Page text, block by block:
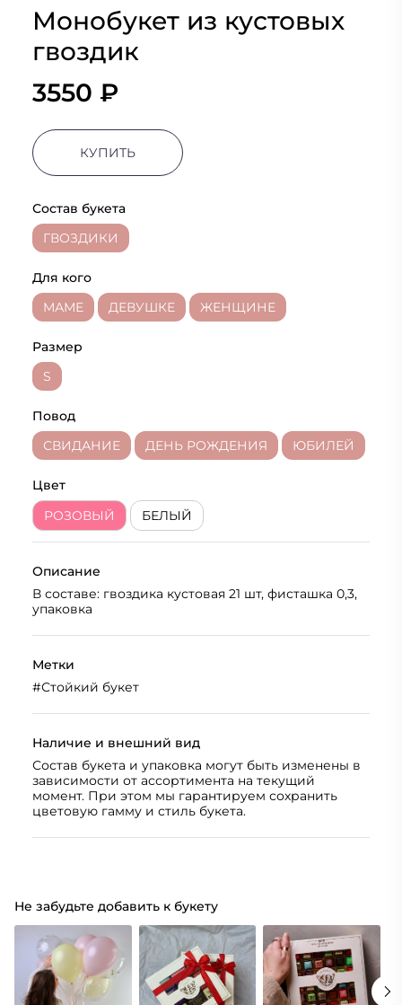
Монобукет из кустовых
гвоздик
3550 ₽
КУПИТЬ
Состав букета
ГВОЗДИКИ
Для кого
МАМЕ
ДЕВУШКЕ ЖЕНЩИНЕ
Размер
S
Повод
СВИДАНИЕ
ДЕНЬ РОЖДЕНИЯ ЮБИЛЕЙ
Цвет
РОЗОВЫЙ
БЕЛЫЙ
Описание
В составе: гвоздика кустовая 21 шт, фисташка 0,3,
упаковка
Метки
#Стойкий букет
Наличие и внешний вид
Состав букета и упаковка могут быть изменены в
зависимости от ассортимента на текущий
момент. При этом мы гарантируем сохранить
цветовую гамму и стиль букета.
Не забудьте добавить к букету